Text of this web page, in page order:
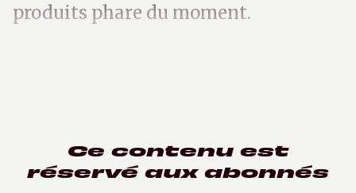
produits phare du moment.
Ce contenu est
réservé aux abonnés